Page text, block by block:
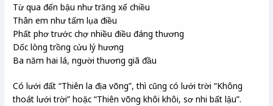
Từ qua đến bậu như trăng xế chiều
Thân em như tấm lụa điều
Phất phơ trước chợ nhiều điều đáng thương
Dốc lòng trồng cửu lý hương
Ba năm hai lá, người thương giã đầu
Có lưới đất “Thiên la địa võng”, thì cũng có lưới trời “Không
thoát lưới trời” hoặc “Thiên võng khôi khôi, sơ nhi bất lậu”.